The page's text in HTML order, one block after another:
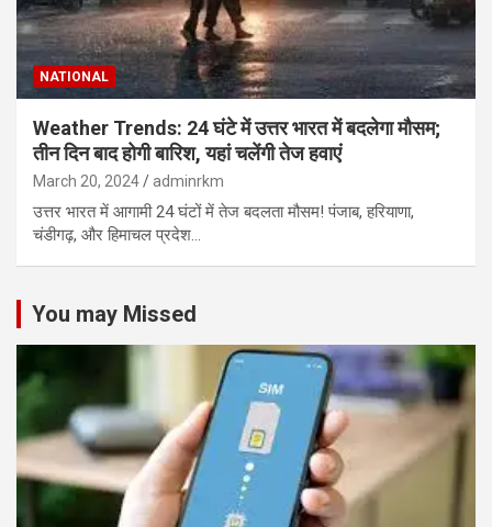
NATIONAL
Weather Trends: 24 घंटे में उत्तर भारत में बदलेगा मौसम;
तीन दिन बाद होगी बारिश, यहां चलेंगी तेज हवाएं
March 20, 2024 adminrkm
उत्तर भारत में आगामी 24 घंटों में तेज बदलता मौसम! पंजाब, हरियाणा,
चंडीगढ़, और हिमाचल प्रदेश…
You may Missed